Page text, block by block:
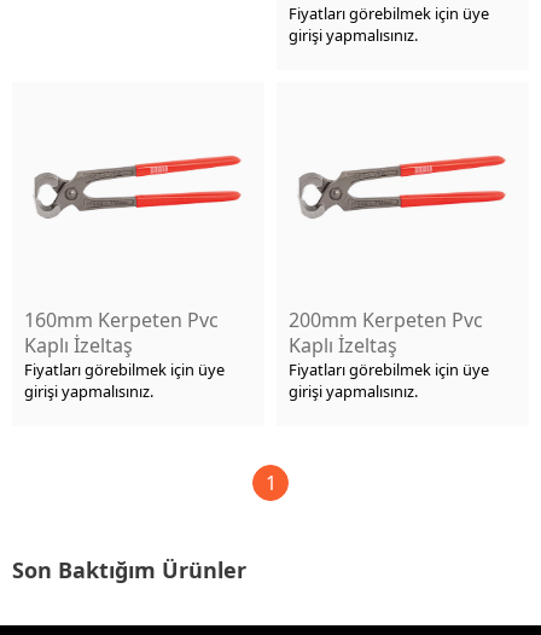
Fiyatları görebilmek için üye
girişi yapmalısınız.
160mm Kerpeten Pvc
Kaplı İzeltaş
Fiyatları görebilmek için üye
girişi yapmalısınız.
200mm Kerpeten Pvc
Kaplı İzeltaş
Fiyatları görebilmek için üye
girişi yapmalısınız.
1
Son Baktığım Ürünler